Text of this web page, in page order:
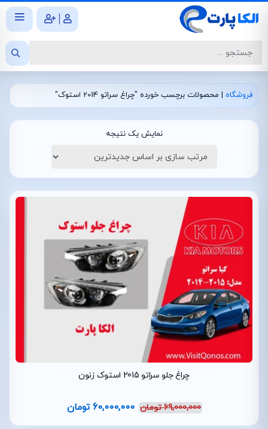
|
فروشگاه | محصولات برچسب خورده "چراغ سراتو 2014 استوک"
نمایش یک نتیجه
چراغ جلو سراتو 2015 استوک زنون
69,000,000 تومان 60,000,000 تومان